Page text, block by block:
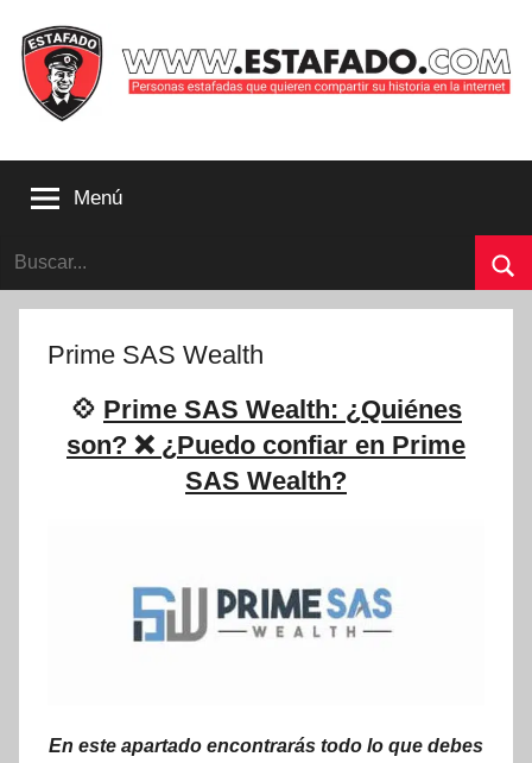
contenido
que
compartir
su
internet
Estafado.com
Menú
Buscar:
Prime SAS Wealth
💠 Prime SAS Wealth: ¿Quiénes
son? ❌ ¿Puedo confiar en Prime
SAS Wealth?
En este apartado encontrarás todo lo que debes